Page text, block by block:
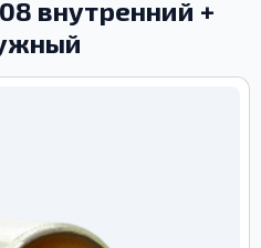
внутренний +